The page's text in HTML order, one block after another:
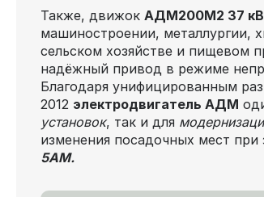
Также, движок АДМ200М2 37
машиностроении,
сельском хозяйстве и пищевом
надёжный привод в режиме
Благодаря унифицированным
2012 электродвигатель АДМ
установок, так и для
изменения посадочных мест при
5АМ.